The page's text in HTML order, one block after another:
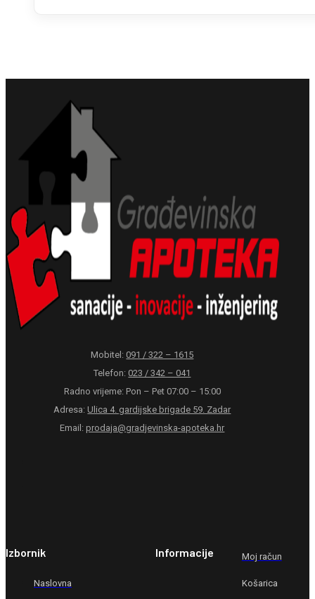
Mobitel:091 / 322 – 1615
Telefon:023 / 342 – 041
Radno vrijeme: Pon – Pet 07:00 – 15:00
Adresa:Ulica 4. gardijske brigade 59. Zadar
Email:prodaja@gradjevinska-apoteka.hr
Izbornik
Naslovna
Informacije Moj račun
Košarica